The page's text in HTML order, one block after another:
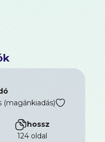
(magánkiadás)
hossz
124 oldal